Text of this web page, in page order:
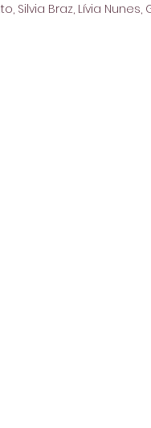
Silvia Braz, Lívia Nunes,